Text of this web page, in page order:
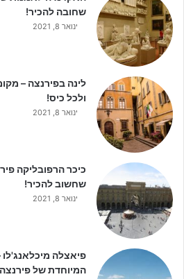
שחובה להכיר!
ינואר 8, 2021
לינה בפירנצה –
ולכל כיס!
ינואר 8, 2021
כיכר הרפובליקה
שחשוב להכיר!
ינואר 8, 2021
פיאצלה מיכלאנג'לו
המיוחדת של